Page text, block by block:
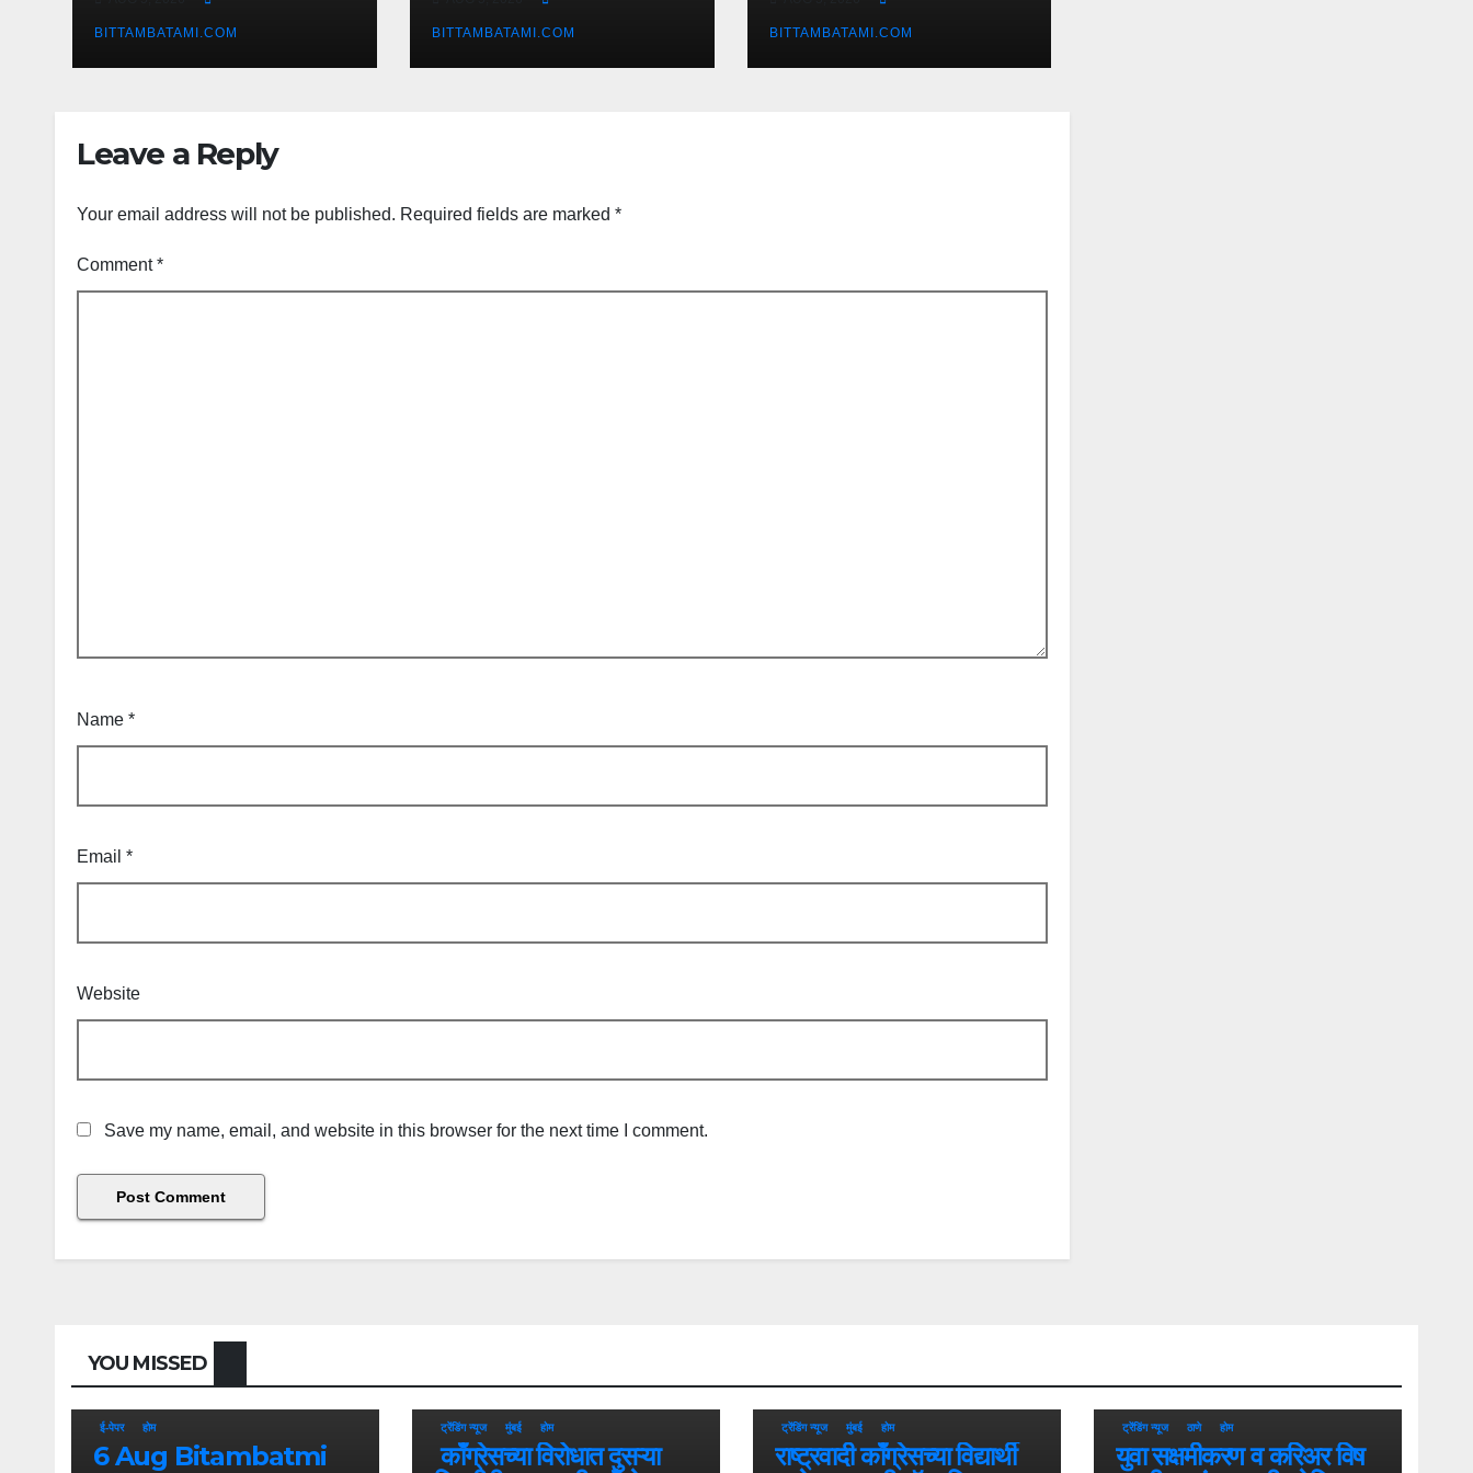
BITTAMBATAMI.COM BITTAMBATAMI.COM BITTAMBATAMI.COM
Leave a Reply
Your email address will not be published. Required fields are marked *
Comment*
Name *
Email *
Website
Save my name, email, and website in this browser for the next time I comment.
YOU MISSED
ई-पेपर होम
6 Aug Bitambatmi
ट्रेंडिंग न्यूज मुंबई होम
काँग्रेसच्या विरोधात दुसऱ्या
ट्रेंडिंग न्यूज मुंबई होम
राष्ट्रवादी काँग्रेसच्या विद्यार्थी
ट्रेंडिंग न्यूज ठाणे होम
युवा सक्षमीकरण व करिअर विष